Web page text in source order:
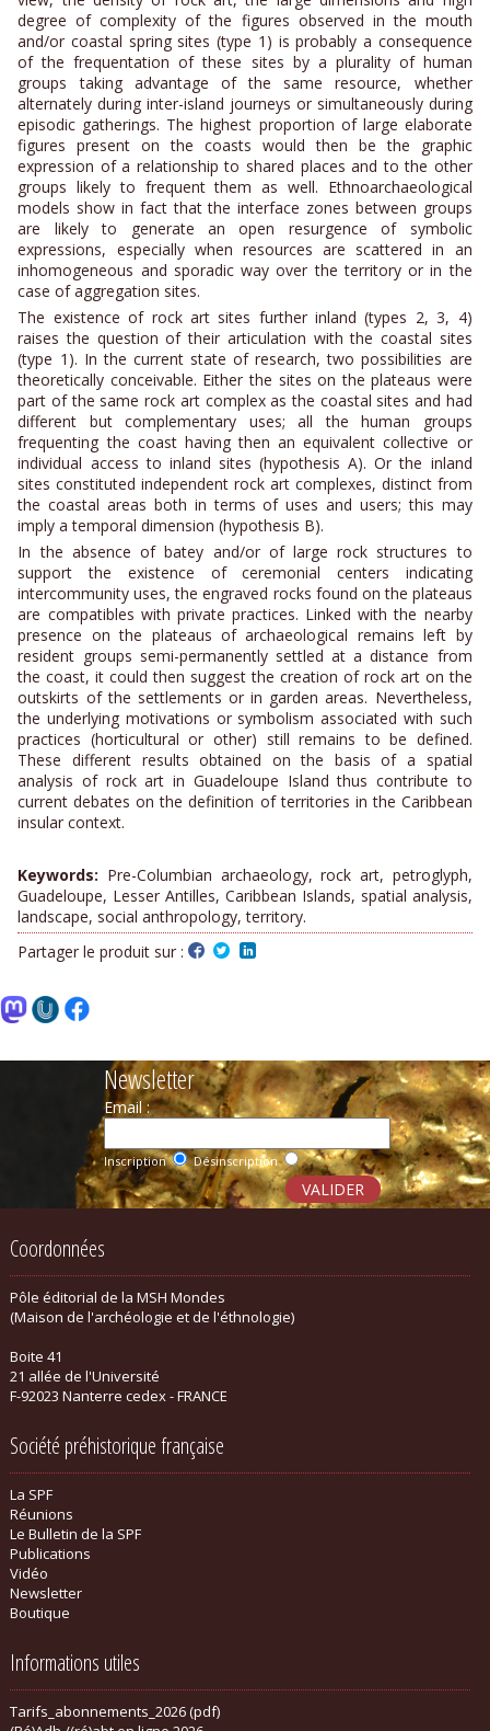
degree of complexity of the figures observed in the mouth
and/or coastal spring sites (type 1) is probably a consequence
of the frequentation of these sites by a plurality of human
groups taking advantage of the same resource, whether
alternately during inter-island journeys or simultaneously during
episodic gatherings. The highest proportion of large elaborate
figures present on the coasts would then be the graphic
expression of a relationship to shared places and to the other
groups likely to frequent them as well. Ethnoarchaeological
models show in fact that the interface zones between groups
are likely to generate an open resurgence of symbolic
expressions, especially when resources are scattered in an
inhomogeneous and sporadic way over the territory or in the
case of aggregation sites.
The existence of rock art sites further inland (types 2, 3, 4)
raises the question of their articulation with the coastal sites
(type 1). In the current state of research, two possibilities are
theoretically conceivable. Either the sites on the plateaus were
part of the same rock art complex as the coastal sites and had
different but complementary uses; all the human groups
frequenting the coast having then an equivalent collective or
individual access to inland sites (hypothesis A). Or the inland
sites constituted independent rock art complexes, distinct from
the coastal areas both in terms of uses and users; this may
imply a temporal dimension (hypothesis B).
In the absence of batey and/or of large rock structures to
support the existence of ceremonial centers indicating
intercommunity uses, the engraved rocks found on the plateaus
are compatibles with private practices. Linked with the nearby
presence on the plateaus of archaeological remains left by
resident groups semi-permanently settled at a distance from
the coast, it could then suggest the creation of rock art on the
outskirts of the settlements or in garden areas. Nevertheless,
the underlying motivations or symbolism associated with such
practices (horticultural or other) still remains to be defined.
These different results obtained on the basis of a spatial
analysis of rock art in Guadeloupe Island thus contribute to
current debates on the definition of territories in the Caribbean
insular context.
Keywords: Pre-Columbian archaeology, rock art, petroglyph,
Guadeloupe, Lesser Antilles, Caribbean Islands, spatial analysis,
landscape, social anthropology, territory.
Partager le produit sur :
Newsletter
Email :
Inscription Désinscription
Coordonnées
Pôle éditorial de la MSH Mondes
(Maison de l'archéologie et de l'éthnologie)
Boite 41
21 allée de l'Université
F-92023 Nanterre cedex - FRANCE
Société préhistorique française
La SPF
Réunions
Le Bulletin de la SPF
Publications
Vidéo
Newsletter
Boutique
Informations utiles
Tarifs_abonnements_2026 (pdf)